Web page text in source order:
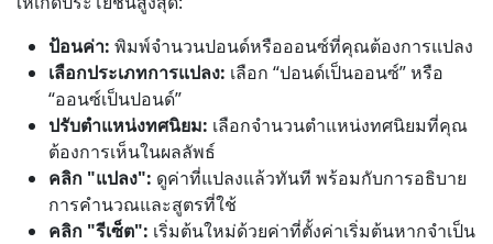
ป้อนค่า: พิมพ์จำนวนปอนด์หรือออนซ์ที่คุณต้องการแปลง
เลือกประเภทการแปลง: เลือก “ปอนด์เป็นออนซ์” หรือ
“ออนซ์เป็นปอนด์”
ปรับตำแหน่งทศนิยม: เลือกจำนวนตำแหน่งทศนิยมที่คุณ
ต้องการเห็นในผลลัพธ์
คลิก "แปลง": ดูค่าที่แปลงแล้วทันที พร้อมกับการอธิบาย
การคำนวณและสูตรที่ใช้
คลิก "รีเซ็ต": เริ่มต้นใหม่ด้วยค่าที่ตั้งค่าเริ่มต้นหากจำเป็น